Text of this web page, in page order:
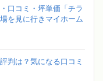
口コミ・坪単価「チラ
を見に行きマイホーム
判は？気になる口コミ